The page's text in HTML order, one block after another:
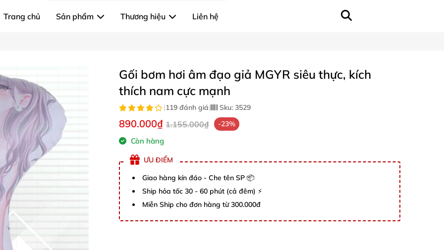
Trang chủ Sản phẩm Thương hiệu Liên hệ
Gối bơm hơi âm đạo giả MGYR siêu thực, kích
thích nam cực mạnh
|119 đánh giá| Sku: 3529
890.000₫ 1.155.000₫ -23%
Còn hàng
ƯU ĐIỂM
Giao hàng kín đáo - Che tên SP 📦
Ship hỏa tốc 30 - 60 phút (cả đêm) ⚡
Miễn Ship cho đơn hàng từ 300.000đ